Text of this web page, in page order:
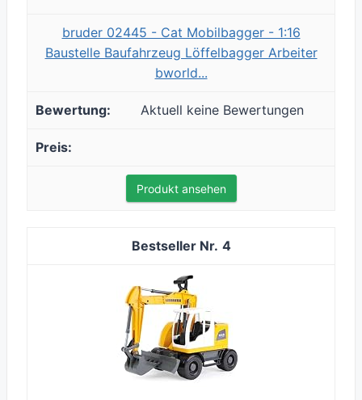
bruder 02445 - Cat Mobilbagger - 1:16
Baustelle Baufahrzeug Löffelbagger Arbeiter
bworld...
Aktuell keine Bewertungen
Produkt ansehen
4